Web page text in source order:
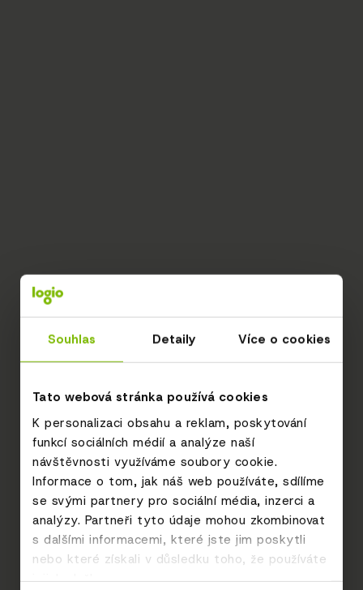
Souhlas Detaily Více o cookies
Tato webová stránka používá cookies
K personalizaci obsahu a reklam, poskytování
funkcí sociálních médií a analýze naší
návštěvnosti využíváme soubory cookie.
Informace o tom, jak náš web používáte, sdílíme
se svými partnery pro sociální média, inzerci a
analýzy. Partneři tyto údaje mohou zkombinovat
s dalšími informacemi, které jste jim poskytli
nebo které získali v důsledku toho, že používáte
jejich služby.